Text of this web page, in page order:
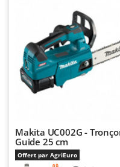
Minox
Mockmill
More than chef
MOSA
MTD
Makita UC002G -
Guide 25 cm
Offert par AgriEuro